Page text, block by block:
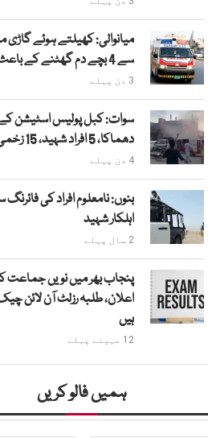
میانوالی: کھیلتے ہوئے گاڑی
سے 4 بچے دم گھٹنے کے باعث جاں بحق
3 دن پہلے
سوات: کبل پولیس اسٹیشن
دھماکا، 5 افراد شہید، 15 زخمی
4 دن پہلے
بنوں: نامعلوم افراد کی
اہلکار شہید
2 سال پہلے
پنجاب بھر میں نویں جماعت
اعلان، طلبہ رزلٹ آن لائن
ہیں
12 مہینے پہلے
ہمیں فالو کریں